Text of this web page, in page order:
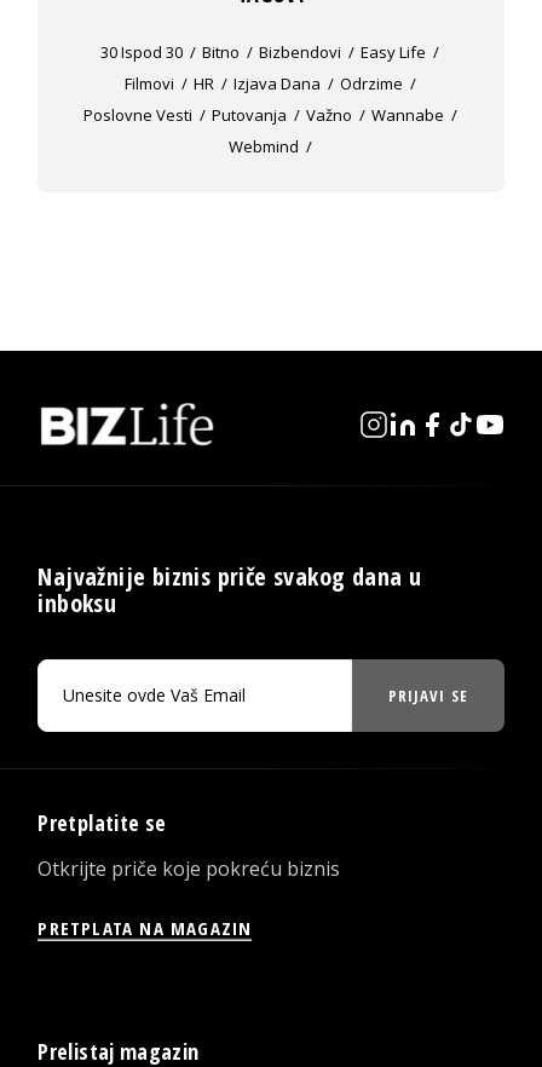
30 Ispod 30 Bitno Bizbendovi
Easy Life
Filmovi
HR Izjava Dana
Odrzime
Poslovne Vesti
Putovanja Važno
Wannabe
Webmind
Najvažnije biznis priče svakog dana u
inboksu
PRIJAVI SE
Pretplatite se
Otkrijte priče koje pokreću biznis
PRETPLATA NA MAGAZIN
Prelistaj magazin